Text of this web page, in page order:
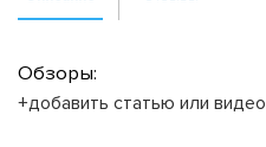
Обзоры:
+добавить статью или видео